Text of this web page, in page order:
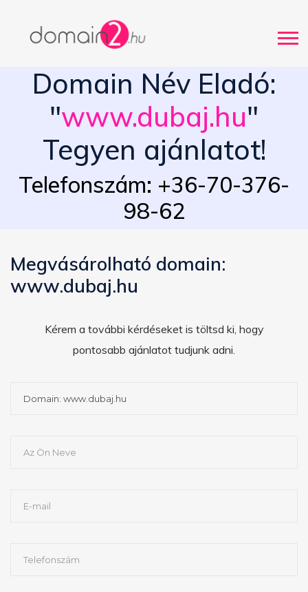
Domain Név Eladó:
"www.dubaj.hu"
Tegyen ajánlatot!
Telefonszám: +36-70-376-
98-62
Megvásárolható domain:
www.dubaj.hu
Kérem a további kérdéseket is töltsd ki, hogy
pontosabb ajánlatot tudjunk adni.